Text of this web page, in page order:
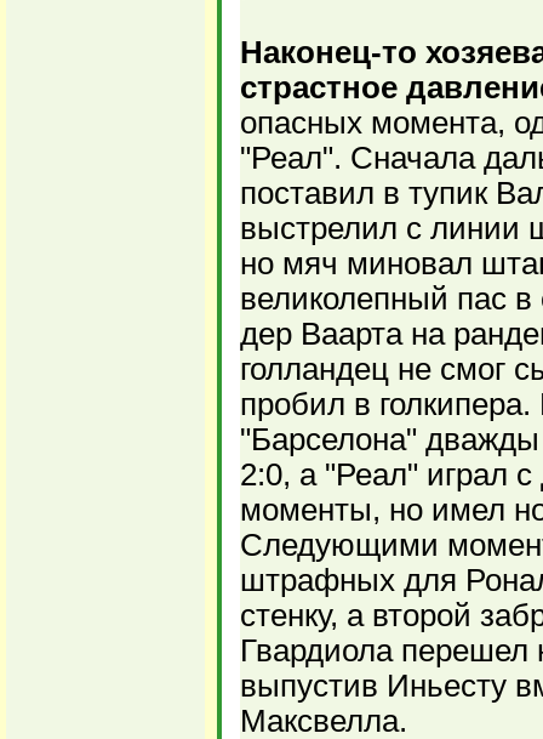
Наконец-то
страстное
опасных момента,
"Реал". Сначала
поставил в тупик
выстрелил с линии
но мяч миновал
великолепный пас
дер Ваарта на
голландец не смог
пробил в
"Барселона"
2:0, а "Реал" играл
моменты, но имел
Следующими
штрафных для
стенку, а второй
Гвардиола перешел
выпустив Иньесту
Максвелла.